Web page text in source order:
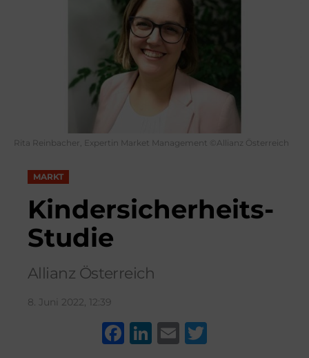
Rita Reinbacher, Expertin Market Management ©Allianz Österreich
MARKT
Kindersicherheits-
Studie
Allianz Österreich
8. Juni 2022, 12:39
F
Li
E